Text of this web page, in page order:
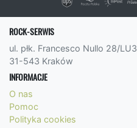
ROCK-SERWIS
ul. płk. Francesco Nullo 28/LU3
31-543 Kraków
INFORMACJE
O nas
Pomoc
Polityka cookies